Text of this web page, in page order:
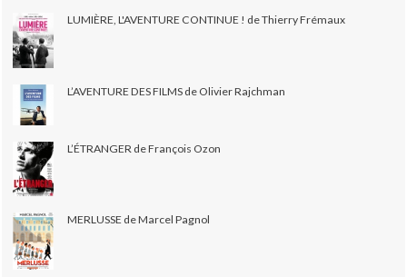
LUMIÈRE, L'AVENTURE CONTINUE ! de Thierry Frémaux
L’AVENTURE DES FILMS de Olivier Rajchman
L’ÉTRANGER de François Ozon
MERLUSSE de Marcel Pagnol